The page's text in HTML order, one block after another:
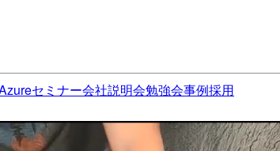
セミナー会社説明会勉強会事例採用